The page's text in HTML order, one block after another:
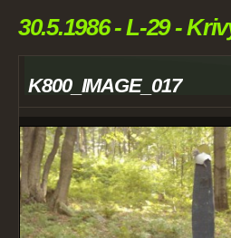
30.5.1986 - L-29 -
K800_IMAGE_017